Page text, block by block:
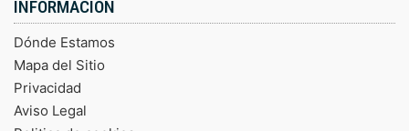
INFORMACIÓN
Dónde Estamos
Mapa del Sitio
Privacidad
Aviso Legal